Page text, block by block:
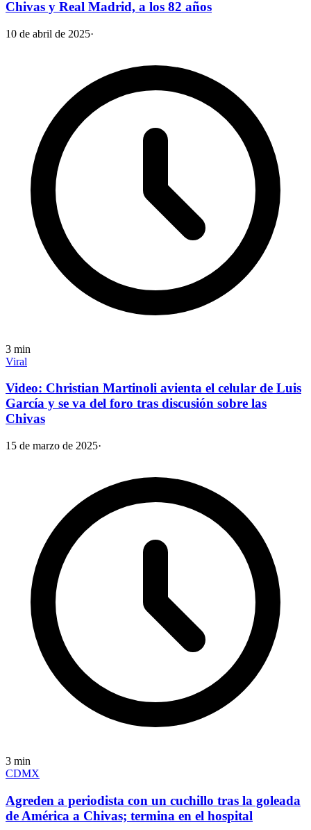
Chivas y Real Madrid, a los 82 años
10 de abril de 2025·
3 min
Viral
Video: Christian Martinoli avienta el celular de Luis
García y se va del foro tras discusión sobre las
Chivas
15 de marzo de 2025·
3 min
CDMX
Agreden a periodista con un cuchillo tras la goleada
de América a Chivas; termina en el hospital